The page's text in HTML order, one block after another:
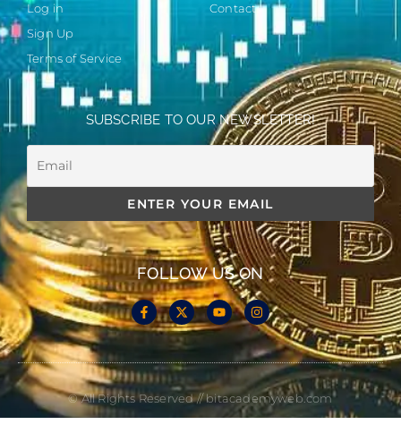
Log in
Sign Up
Terms of Service
Contact
SUBSCRIBE TO OUR NEWSLETTER!
FOLLOW US ON
© All Rights Reserved // bitacademyweb.com